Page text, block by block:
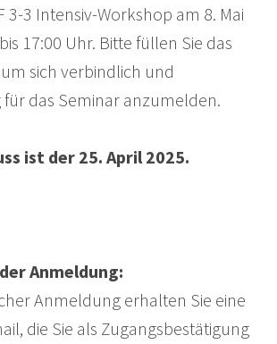
3-3 Intensiv-Workshop am 8. Mai
17:00 Uhr. Bitte füllen Sie das
sich verbindlich und
das Seminar anzumelden.
ist der 25. April 2025.
Anmeldung:
Anmeldung erhalten Sie eine
die Sie als Zugangsbestätigung